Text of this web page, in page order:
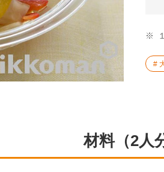
※
材料（2人